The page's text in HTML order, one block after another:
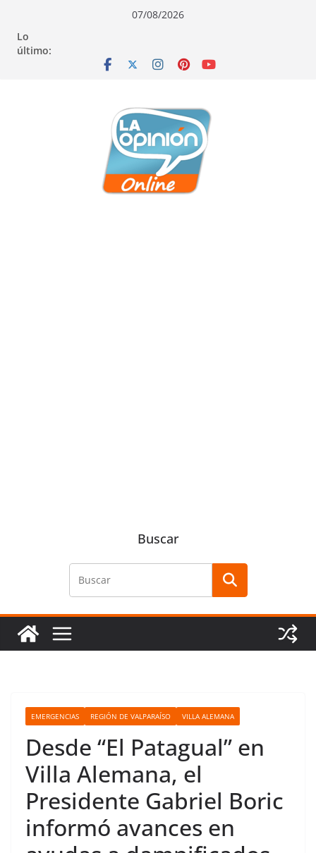
contenido
navegación
contenido
07/08/2026
Lo
último:
Buscar
EMERGENCIAS REGIÓN DE VALPARAÍSO VILLA ALEMANA
Desde “El Patagual” en
Villa Alemana, el
Presidente Gabriel Boric
informó avances en